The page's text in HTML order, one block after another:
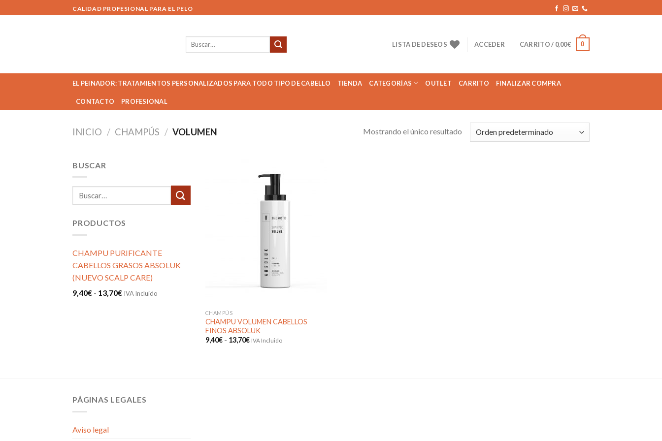
to
CALIDAD PROFESIONAL PARA EL PELO
Buscar
LISTA DE DESEOS ACCEDER CARRITO / 0,00€ 0
EL PEINADOR: TRATAMIENTOS PERSONALIZADOS PARA TODO TIPO DE CABELLO TIENDA CATEGORÍAS OUTLET CARRITO FINALIZAR COMPRA
CONTACTO PROFESIONAL
INICIO / CHAMPÚS / VOLUMEN Mostrando el único resultado
BUSCAR
Buscar
por:
PRODUCTOS
CHAMPU PURIFICANTE
CABELLOS GRASOS ABSOLUK
(NUEVO SCALP CARE)
9,40€ - 13,70€Rango
IVA Incluido
CHAMPÚS
CHAMPU VOLUMEN CABELLOS
FINOS ABSOLUK
9,40€ - 13,70€Rango
IVA Incluido
PÁGINAS LEGALES
Aviso legal